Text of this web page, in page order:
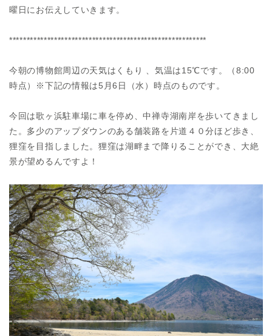
曜日にお伝えしていきます。
*********************************************************
今朝の博物館周辺の天気はくもり 、気温は15℃です。（8:00
時点）※下記の情報は5月6日（水）時点のものです。
今回は歌ヶ浜駐車場に車を停め、中禅寺湖南岸を歩いてきまし
た。多少のアップダウンのある舗装路を片道４０分ほど歩き、
狸窪を目指しました。狸窪は湖畔まで降りることができ、大絶
景が望めるんですよ！